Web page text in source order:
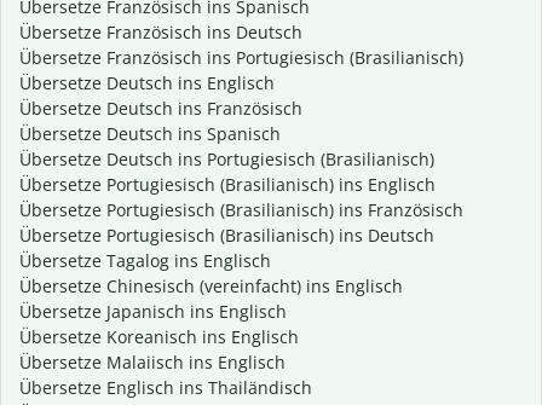
Übersetze Französisch ins Spanisch
Übersetze Französisch ins Deutsch
Übersetze Französisch ins Portugiesisch (Brasilianisch)
Übersetze Deutsch ins Englisch
Übersetze Deutsch ins Französisch
Übersetze Deutsch ins Spanisch
Übersetze Deutsch ins Portugiesisch (Brasilianisch)
Übersetze Portugiesisch (Brasilianisch) ins Englisch
Übersetze Portugiesisch (Brasilianisch) ins Französisch
Übersetze Portugiesisch (Brasilianisch) ins Deutsch
Übersetze Tagalog ins Englisch
Übersetze Chinesisch (vereinfacht) ins Englisch
Übersetze Japanisch ins Englisch
Übersetze Koreanisch ins Englisch
Übersetze Malaiisch ins Englisch
Übersetze Englisch ins Thailändisch